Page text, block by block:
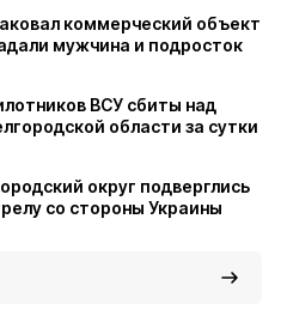
коммерческий объект
мужчина и подросток
ВСУ сбиты над
области за сутки
округ подверглись
со стороны Украины